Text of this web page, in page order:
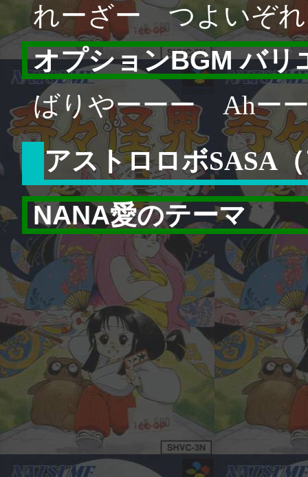
れーざー つよいぞ
オプションBGM バ
ばりやーーー Ahー
アストロロボSASA
NANA愛のテーマ